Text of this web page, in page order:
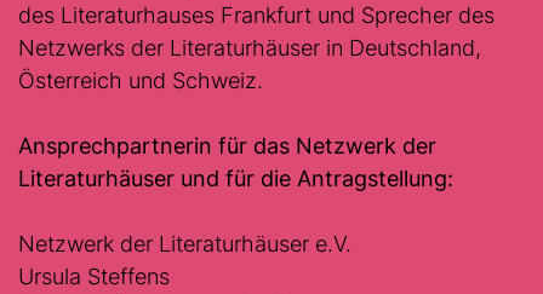
des Literaturhauses Frankfurt und Sprecher des
Netzwerks der Literaturhäuser in Deutschland,
Österreich und Schweiz.
Ansprechpartnerin für das Netzwerk der
Literaturhäuser und für die Antragstellung:
Netzwerk der Literaturhäuser e.V.
Ursula Steffens